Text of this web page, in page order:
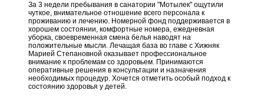
За 3 недели пребывания в санатории "Мотылек" ощутили
чуткое, внимательное отношение всего персонала к
проживанию и лечению. Номерной фонд поддерживается в
хорошем состоянии, комфортные номера, ежедневная
уборка, своевременная смена белья наводят на
положительные мысли. Лечащая база во главе с Хижняк
Марией Степановной оказывает профессиональное
внимание к проблемам со здоровьем. Принимаются
оперативные решения в консультации и назначения
необходимых процедур. Хочется отметить особый подход к
состоянию здоровья у детей.